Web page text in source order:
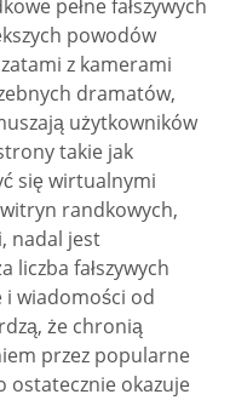
pełne fałszywych
powodów
z kamerami
dramatów,
użytkowników
takie jak
się wirtualnymi
randkowych,
nadal jest
liczba fałszywych
wiadomości od
że chronią
przez popularne
ostatecznie okazuje